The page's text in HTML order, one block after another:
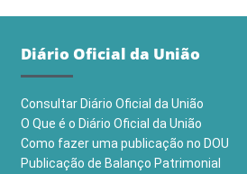
Diário Oficial da União
Consultar Diário Oficial da União
O Que é o Diário Oficial da União
Como fazer uma publicação no DOU
Publicação de Balanço Patrimonial